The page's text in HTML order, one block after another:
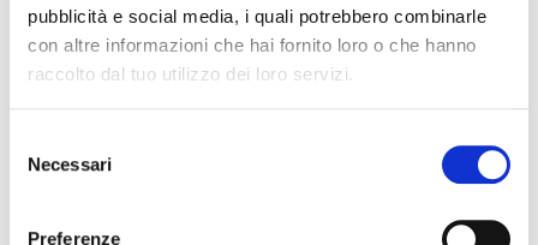
pubblicità e social media, i quali potrebbero combinarle
con altre informazioni che hai fornito loro o che hanno
raccolto dal tuo utilizzo dei loro servizi.
delNecessari
Preferenze
Stima dei mancati impatti economici e sociali
dovuti all'eliminazione dai Mondiali di calcio
2026